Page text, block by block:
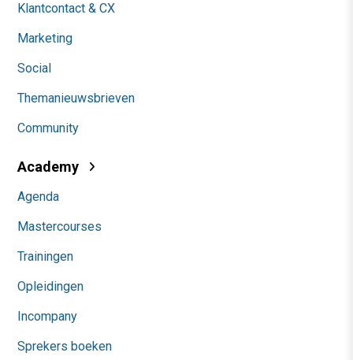
Klantcontact & CX
Marketing
Social
Themanieuwsbrieven
Community
Academy
Agenda
Mastercourses
Trainingen
Opleidingen
Incompany
Sprekers boeken